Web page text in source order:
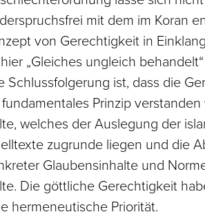
mit dem im Koran
von Gerechtigkeit in
„Gleiches ungleich
Schlussfolgerung ist, dass die
fundamentales Prinzip
welches der Auslegung der
zugrunde liegen und die
Glaubensinhalte und
Die göttliche Gerechtigkeit
hermeneutische Priorität.